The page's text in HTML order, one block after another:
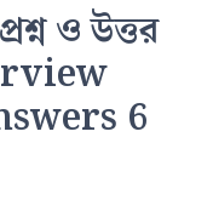
ও উত্তর
6